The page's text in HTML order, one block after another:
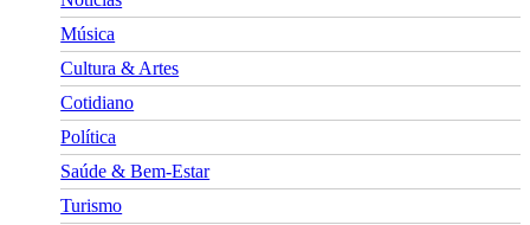
Música
Cultura & Artes
Cotidiano
Política
Saúde & Bem-Estar
Turismo